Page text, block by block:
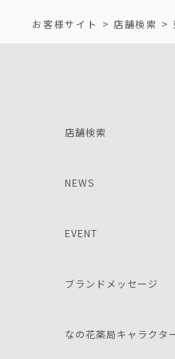
お客様サイト 店舗検索
店舗検索
NEWS
EVENT
ブランドメッセージ
なの花薬局キャラクタ